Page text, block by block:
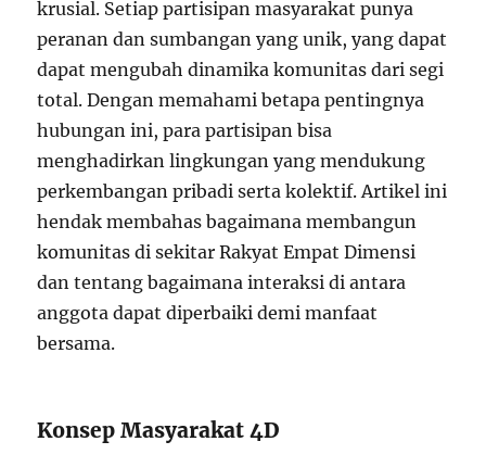
krusial. Setiap partisipan masyarakat punya
peranan dan sumbangan yang unik, yang dapat
dapat mengubah dinamika komunitas dari segi
total. Dengan memahami betapa pentingnya
hubungan ini, para partisipan bisa
menghadirkan lingkungan yang mendukung
perkembangan pribadi serta kolektif. Artikel ini
hendak membahas bagaimana membangun
komunitas di sekitar Rakyat Empat Dimensi
dan tentang bagaimana interaksi di antara
anggota dapat diperbaiki demi manfaat
bersama.
Konsep Masyarakat 4D